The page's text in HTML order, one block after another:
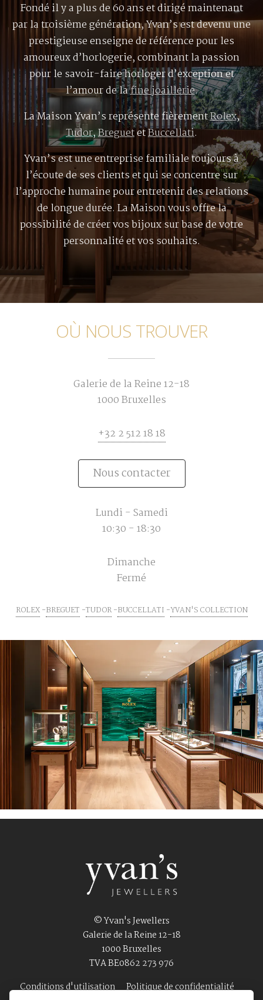
Fondé il y a plus de 60 ans et dirigé maintenant
par la troisième génération, Yvan’s est devenu une
prestigieuse enseigne de référence pour les
amoureux d’horlogerie, combinant la passion
pour le savoir-faire horloger d’exception et
l’amour de lafine joaillerie.
La Maison Yvan’s représente fièrementRolex,
Tudor,BreguetetBuccellati.
Yvan’s est une entreprise familiale toujours à
l’écoute de ses clients et qui se concentre sur
l’approche humaine pour entretenir des relations
de longue durée. La Maison vous offre la
possibilité de créer vos bijoux sur base de votre
personnalité et vos souhaits.
OÙ NOUS TROUVER
Galerie de la Reine 12-18
1000 Bruxelles
+32 2 512 18 18
Nous contacter
Lundi - Samedi
10:30 - 18:30
Dimanche
Fermé
ROLEX BREGUET TUDOR BUCCELLATI YVAN'S COLLECTION
© Yvan's Jewellers
Galerie de la Reine 12-18
1000 Bruxelles
TVA BE0862 273 976
Conditions d'utilisation
Politique de confidentialité